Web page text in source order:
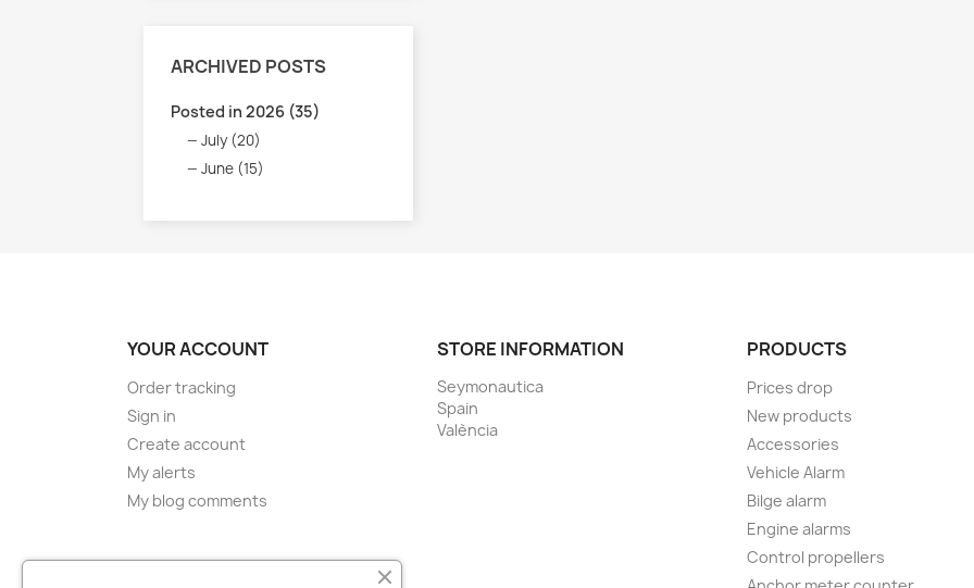
ARCHIVED POSTS
Posted in 2026 (35)
July (20)
June (15)
YOUR ACCOUNT
Order tracking
Sign in
Create account
My alerts
My blog comments
STORE INFORMATION
Seymonautica
Spain
València
PRODUCTS
Prices drop
New products
Accessories
Vehicle Alarm
Bilge alarm
Engine alarms
Control propellers